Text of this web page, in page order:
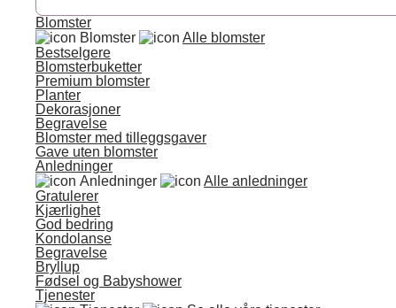
Blomster
Blomster
Alle blomster
Bestselgere
Blomsterbuketter
Premium blomster
Planter
Dekorasjoner
Begravelse
Blomster med tilleggsgaver
Gave uten blomster
Anledninger
Anledninger
Alle anledninger
Gratulerer
Kjærlighet
God bedring
Kondolanse
Begravelse
Bryllup
Fødsel og Babyshower
Tjenester